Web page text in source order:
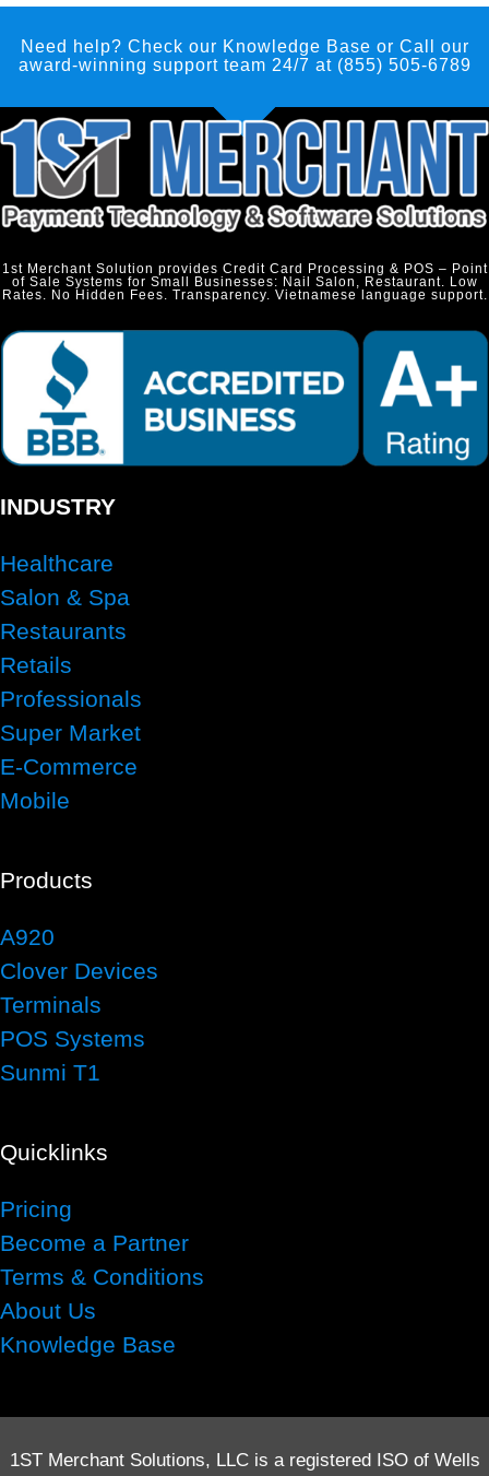
Need help? Check our Knowledge Base or Call our
award-winning support team 24/7 at (855) 505-6789
1st Merchant Solution provides Credit Card Processing & POS – Point
of Sale Systems for Small Businesses: Nail Salon, Restaurant. Low
Rates. No Hidden Fees. Transparency. Vietnamese language support.
INDUSTRY
Healthcare
Salon & Spa
Restaurants
Retails
Professionals
Super Market
E-Commerce
Mobile
Products
A920
Clover Devices
Terminals
POS Systems
Sunmi T1
Quicklinks
Pricing
Become a Partner
Terms & Conditions
About Us
Knowledge Base
1ST Merchant Solutions, LLC is a registered ISO of Wells